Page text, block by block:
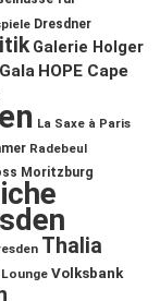
Dresdner
Galerie Holger
HOPE Cape
La Saxe à Paris
Radebeul
Moritzburg
Thalia
Volksbank